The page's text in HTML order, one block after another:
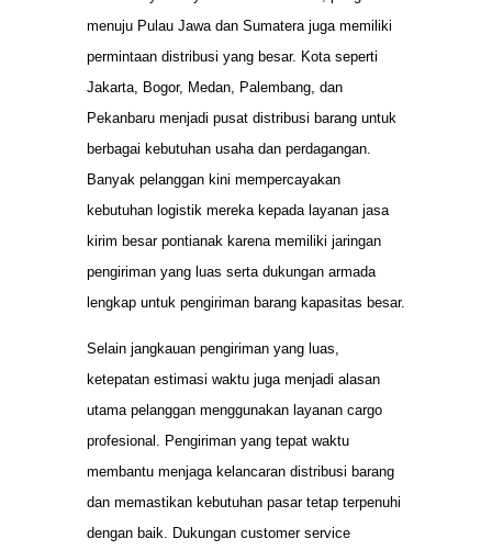
menuju Pulau Jawa dan Sumatera juga memiliki
permintaan distribusi yang besar. Kota seperti
Jakarta, Bogor, Medan, Palembang, dan
Pekanbaru menjadi pusat distribusi barang untuk
berbagai kebutuhan usaha dan perdagangan.
Banyak pelanggan kini mempercayakan
kebutuhan logistik mereka kepada layanan jasa
kirim besar pontianak karena memiliki jaringan
pengiriman yang luas serta dukungan armada
lengkap untuk pengiriman barang kapasitas besar.
Selain jangkauan pengiriman yang luas,
ketepatan estimasi waktu juga menjadi alasan
utama pelanggan menggunakan layanan cargo
profesional. Pengiriman yang tepat waktu
membantu menjaga kelancaran distribusi barang
dan memastikan kebutuhan pasar tetap terpenuhi
dengan baik. Dukungan customer service